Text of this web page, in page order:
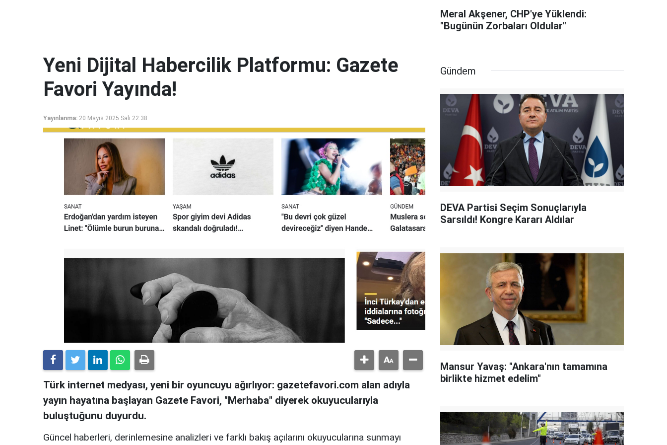
Meral Akşener, CHP'ye Yüklendi:
"Bugünün Zorbaları Oldular"
Yeni Dijital Habercilik Platformu: Gazete
Favori Yayında!
Yayınlanma: 20 Mayıs 2025 Salı 22:38
Türk internet medyası, yeni bir oyuncuyu ağırlıyor: gazetefavori.com alan adıyla
yayın hayatına başlayan Gazete Favori, "Merhaba" diyerek okuyucularıyla
buluştuğunu duyurdu.
Güncel haberleri, derinlemesine analizleri ve farklı bakış açılarını okuyucularına sunmayı
Gündem
DEVA Partisi Seçim Sonuçlarıyla
Sarsıldı! Kongre Kararı Aldılar
Mansur Yavaş: "Ankara'nın tamamına
birlikte hizmet edelim"